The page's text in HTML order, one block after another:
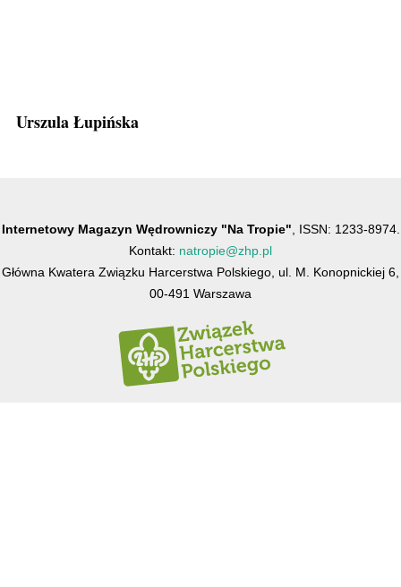
Urszula Łupińska
Internetowy Magazyn Wędrowniczy "Na Tropie" , ISSN: 1233-8974.
Kontakt: natropie@zhp.pl
Główna Kwatera Związku Harcerstwa Polskiego, ul. M. Konopnickiej 6,
00-491 Warszawa